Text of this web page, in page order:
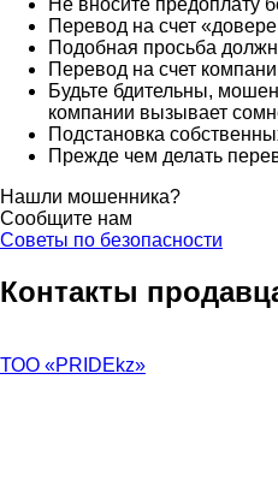
Перевод на счет
Подобная просьба
Перевод на счет
Будьте бдительны,
компании вызывает
Подстановка
Прежде чем делать
Нашли мошенника?
Сообщите нам
Советы по безопасности
Контакты
ТОО «PRIDEkz»